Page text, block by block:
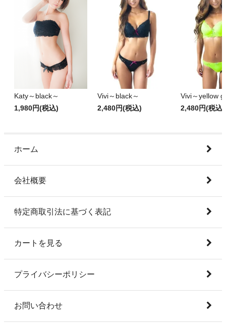
Katy～black～
1,980円(税込)
Vivi～black～
2,480円(税込)
Vivi～yellow
2,480円(税込)
ホーム
会社概要
特定商取引法に基づく表記
カートを見る
プライバシーポリシー
お問い合わせ